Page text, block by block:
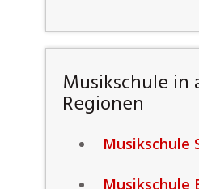
Musikschule in
Regionen
Musikschule
Musikschule